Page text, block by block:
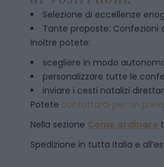
Selezione di eccellenze
Tante proposte: Confezioni
Inoltre potete:
scegliere in modo
personalizzare tutte le
inviare i cesti natalizi
Potete contattarci per un
Nella sezione Come ordinare
Spedizione in tutta Italia e